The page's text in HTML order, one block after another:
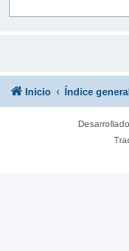
Inicio Índice